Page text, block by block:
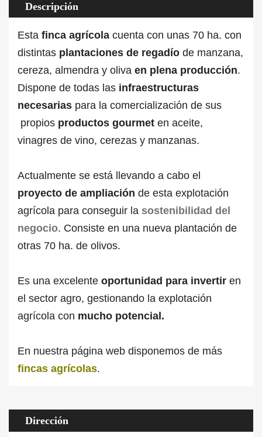
Descripción
Esta finca agrícola cuenta con unas 70 ha. con
distintas plantaciones de regadío de manzana,
cereza, almendra y oliva en plena producción.
Dispone de todas las infraestructuras
necesarias para la comercialización de sus
propios productos gourmet en aceite,
vinagres de vino, cerezas y manzanas.
Actualmente se está llevando a cabo el
proyecto de ampliación de esta explotación
agrícola para conseguir la sostenibilidad del
negocio. Consiste en una nueva plantación de
otras 70 ha. de olivos.
Es una excelente oportunidad para invertir en
el sector agro, gestionando la explotación
agrícola con mucho potencial.
En nuestra página web disponemos de más
fincas agrícolas.
Dirección